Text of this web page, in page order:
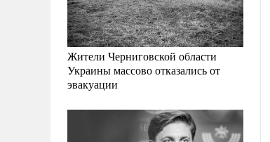
Жители Черниговской области
Украины массово отказались от
эвакуации